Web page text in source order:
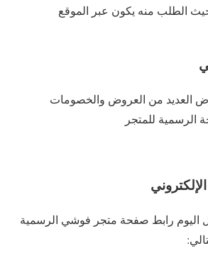
الطلب منه يكون عبر الموقع
العديد من العروض والخصومات
الرسمية للمتجر
اليوم رابط صفحة متجر فوشي الرسمية